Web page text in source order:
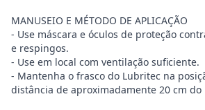
MANUSEIO E MÉTODO DE APLICAÇÃO
- Use máscara e óculos de proteção
e respingos.
- Use em local com ventilação suficiente.
- Mantenha o frasco do Lubritec na
distância de aproximadamente 20 cm do